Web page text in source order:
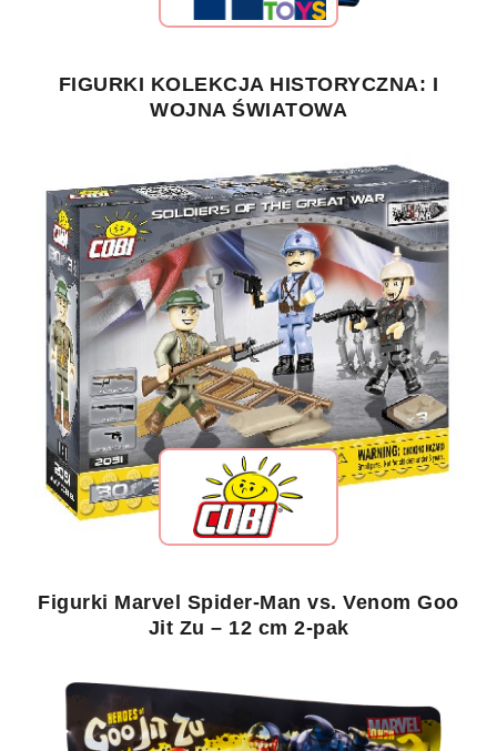
FIGURKI KOLEKCJA HISTORYCZNA: I
WOJNA ŚWIATOWA
Figurki Marvel Spider-Man vs. Venom Goo
Jit Zu – 12 cm 2-pak